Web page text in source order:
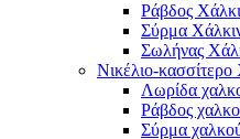
Ράβδος
Σύρμα
Σωλήνας
Νικέλιο-
Λωρίδα
Ράβδος
Σύρμα